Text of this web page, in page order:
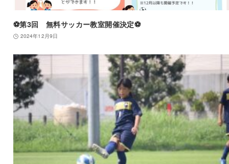
⚽️第3回 無料サッカー教室開催決定⚽️
2024年12月9日